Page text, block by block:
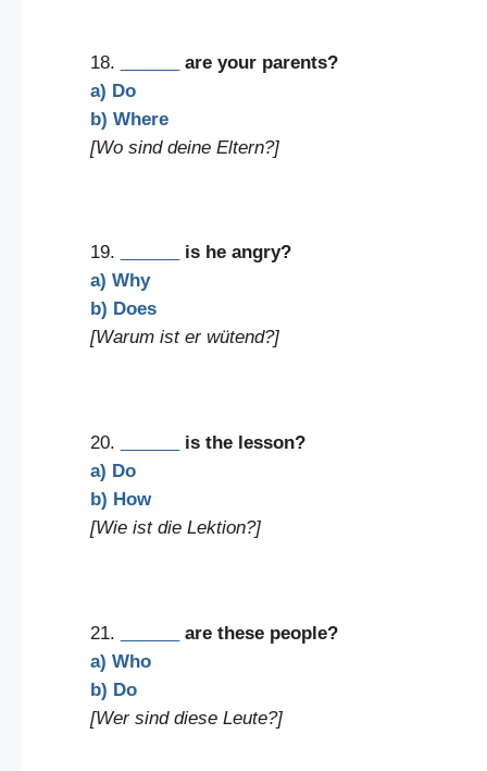
18.
are your parents?
a) Do
b) Where
[Wo sind deine Eltern?]
19.
is he angry?
a) Why
b) Does
[Warum ist er wütend?]
20.
is the lesson?
a) Do
b) How
[Wie ist die Lektion?]
21.
are these people?
a) Who
b) Do
[Wer sind diese Leute?]